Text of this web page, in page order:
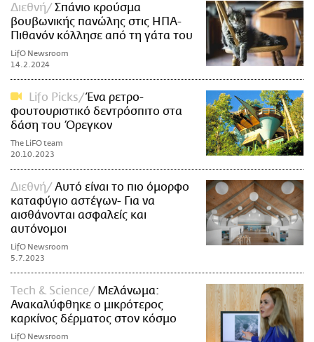
Διεθνή
Σπάνιο κρούσμα
βουβωνικής πανώλης στις ΗΠΑ-
Πιθανόν κόλλησε από τη γάτα του
LifO Newsroom
14.2.2024
Lifo Picks
Ένα ρετρo-
φουτουριστικό δεντρόσπιτο στα
δάση του Όρεγκον
The LiFO team
20.10.2023
Διεθνή
Αυτό είναι το πιο όμορφο
καταφύγιο αστέγων- Για να
αισθάνονται ασφαλείς και
αυτόνομοι
LifO Newsroom
5.7.2023
Τech & Science
Μελάνωμα:
Ανακαλύφθηκε ο μικρότερος
καρκίνος δέρματος στον κόσμο
LifO Newsroom